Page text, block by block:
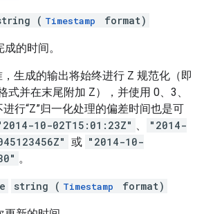
( Timestamp format)
的时间。
生成的输出将始终进行 Z 规范化（即
式并在末尾附加 Z），并使用 0、3、
行“Z”归一化处理的偏差时间也是可
10-02T15:01:23Z" 、
"2014-
或 "2014-10-
。
string ( Timestamp format)